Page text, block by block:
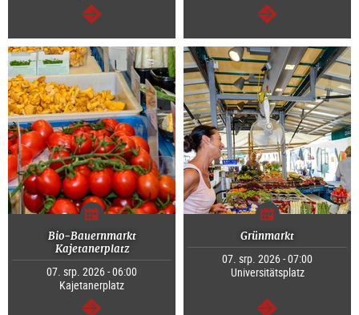
continue continue
Bio-Bauernmarkt
Kajetanerplatz
07. srp. 2026 - 06:00
Kajetanerplatz
Grünmarkt
07. srp. 2026 - 07:00
Universitätsplatz